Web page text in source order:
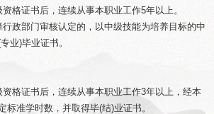
证书后，连续从事本职业工作5年以上。
部门审核认定的，以中级技能为培养目标的中
业)毕业证书。
证书后，连续从事本职业工作3年以上，经本
标准学时数，并取得毕(结)业证书。